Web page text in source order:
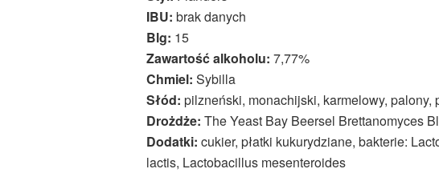
IBU: brak danych
Blg: 15
Zawartość alkoholu: 7,77%
Chmiel: Sybilla
Słód: pilzneński, monachijski, karmelowy, palony,
Drożdże: The Yeast Bay Beersel Brettanomyces
Dodatki: cukier, płatki kukurydziane, bakterie:
lactis, Lactobacillus mesenteroides